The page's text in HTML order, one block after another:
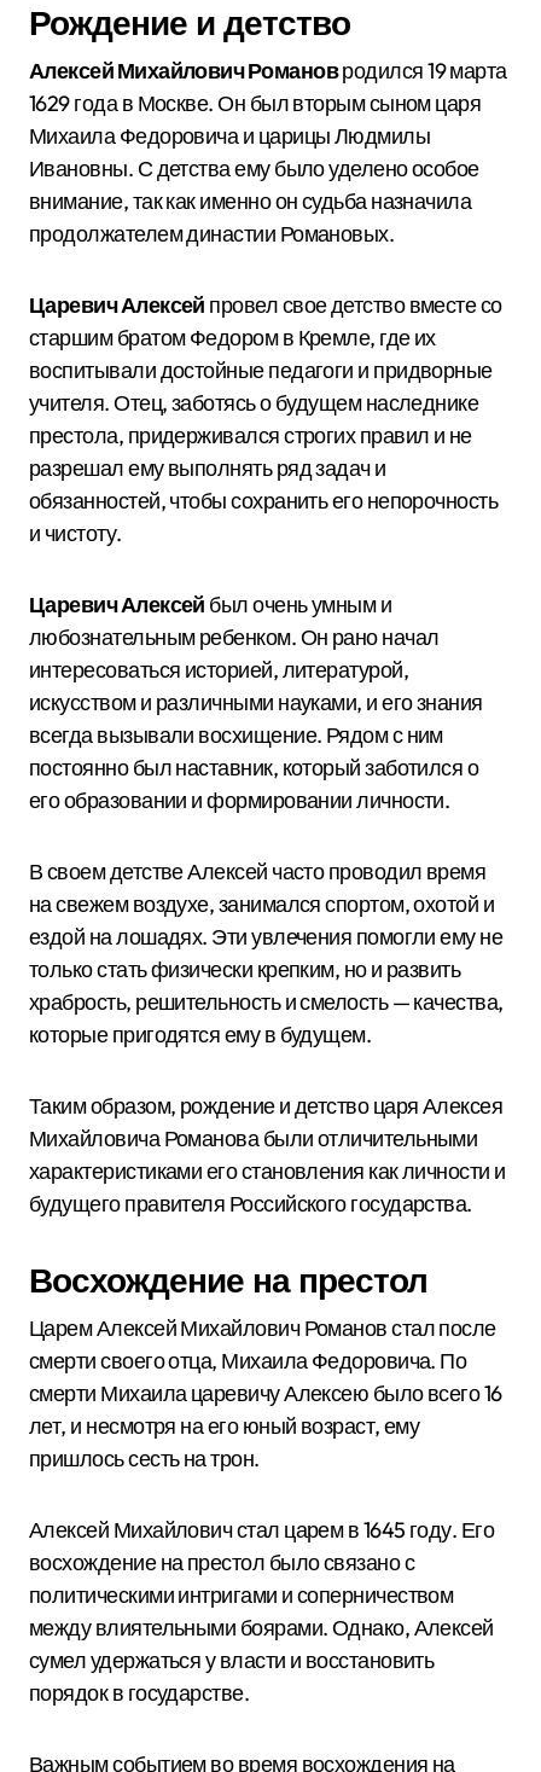
Рождение и детство
Алексей Михайлович Романовродился 19 марта
1629 года в Москве. Он был вторым сыном царя
Михаила Федоровича и царицы Людмилы
Ивановны. С детства ему было уделено особое
внимание, так как именно он судьба назначила
продолжателем династии Романовых.
Царевич Алексей провел свое детство вместе со
старшим братом Федором в Кремле, где их
воспитывали достойные педагоги и придворные
учителя. Отец, заботясь о будущем наследнике
престола, придерживался строгих правил и не
разрешал ему выполнять ряд задач и
обязанностей, чтобы сохранить его непорочность
и чистоту.
Царевич Алексей был очень умным и
любознательным ребенком. Он рано начал
интересоваться историей, литературой,
искусством и различными науками, и его знания
всегда вызывали восхищение. Рядом с ним
постоянно был наставник, который заботился о
его образовании и формировании личности.
В своем детстве Алексей часто проводил время
на свежем воздухе, занимался спортом, охотой и
ездой на лошадях. Эти увлечения помогли ему не
только стать физически крепким, но и развить
храбрость, решительность и смелость — качества,
которые пригодятся ему в будущем.
Таким образом, рождение и детство царя Алексея
Михайловича Романова были отличительными
характеристиками его становления как личности и
будущего правителя Российского государства.
Восхождение на престол
Царем Алексей Михайлович Романов стал после
смерти своего отца, Михаила Федоровича. По
смерти Михаила царевичу Алексею было всего 16
лет, и несмотря на его юный возраст, ему
пришлось сесть на трон.
Алексей Михайлович стал царем в 1645 году. Его
восхождение на престол было связано с
политическими интригами и соперничеством
между влиятельными боярами. Однако, Алексей
сумел удержаться у власти и восстановить
порядок в государстве.
Важным событием во время восхождения на